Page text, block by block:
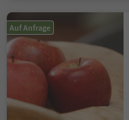
Auf Anfrage